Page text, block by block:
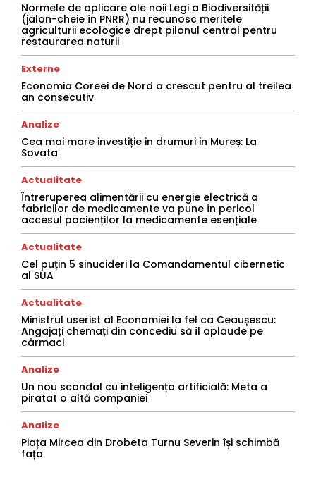
Normele de aplicare ale noii Legi a Biodiversității
(jalon-cheie în PNRR) nu recunosc meritele
agriculturii ecologice drept pilonul central pentru
restaurarea naturii
Externe
Economia Coreei de Nord a crescut pentru al treilea
an consecutiv
Analize
Cea mai mare investiție in drumuri in Mureș: La
Sovata
Actualitate
Întreruperea alimentării cu energie electrică a
fabricilor de medicamente va pune în pericol
accesul pacienților la medicamente esențiale
Actualitate
Cel puțin 5 sinucideri la Comandamentul cibernetic
al SUA
Actualitate
Ministrul userist al Economiei la fel ca Ceaușescu:
Angajați chemați din concediu să îl aplaude pe
cârmaci
Analize
Un nou scandal cu inteligența artificială: Meta a
piratat o altă companiei
Analize
Piața Mircea din Drobeta Turnu Severin își schimbă
fața